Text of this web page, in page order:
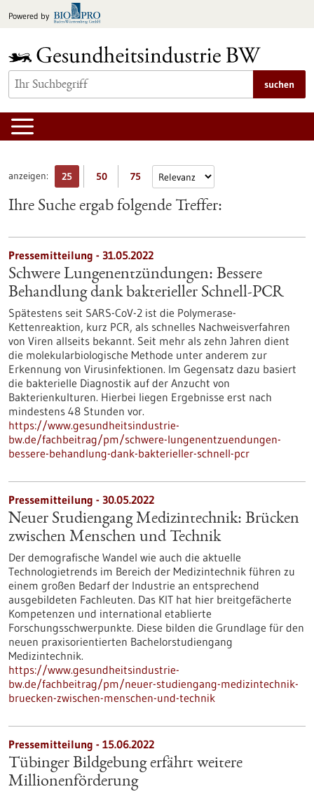
Inhalt
Powered by
suchen
anzeigen: 25 50 75
Ihre Suche ergab folgende Treffer:
Pressemitteilung - 31.05.2022
Schwere Lungenentzündungen: Bessere
Behandlung dank bakterieller Schnell-PCR
Spätestens seit SARS-CoV-2 ist die Polymerase-
Kettenreaktion, kurz PCR, als schnelles Nachweisverfahren
von Viren allseits bekannt. Seit mehr als zehn Jahren dient
die molekularbiologische Methode unter anderem zur
Erkennung von Virusinfektionen. Im Gegensatz dazu basiert
die bakterielle Diagnostik auf der Anzucht von
Bakterienkulturen. Hierbei liegen Ergebnisse erst nach
mindestens 48 Stunden vor.
https://www.gesundheitsindustrie-
bw.de/fachbeitrag/pm/schwere-lungenentzuendungen-
bessere-behandlung-dank-bakterieller-schnell-pcr
Pressemitteilung - 30.05.2022
Neuer Studiengang Medizintechnik: Brücken
zwischen Menschen und Technik
Der demografische Wandel wie auch die aktuelle
Technologietrends im Bereich der Medizintechnik führen zu
einem großen Bedarf der Industrie an entsprechend
ausgebildeten Fachleuten. Das KIT hat hier breitgefächerte
Kompetenzen und international etablierte
Forschungsschwerpunkte. Diese bilden die Grundlage für den
neuen praxisorientierten Bachelorstudiengang
Medizintechnik.
https://www.gesundheitsindustrie-
bw.de/fachbeitrag/pm/neuer-studiengang-medizintechnik-
bruecken-zwischen-menschen-und-technik
Pressemitteilung - 15.06.2022
Tübinger Bildgebung erfährt weitere
Millionenförderung